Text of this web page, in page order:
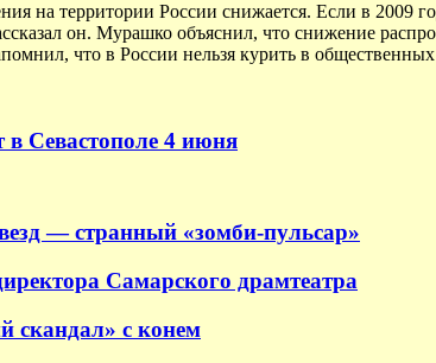
на территории России снижается. Если в 2009
он. Мурашко объяснил, что снижение
что в России нельзя курить в
в Севастополе 4 июня
— странный «зомби-пульсар»
Самарского драмтеатра
скандал» с конем